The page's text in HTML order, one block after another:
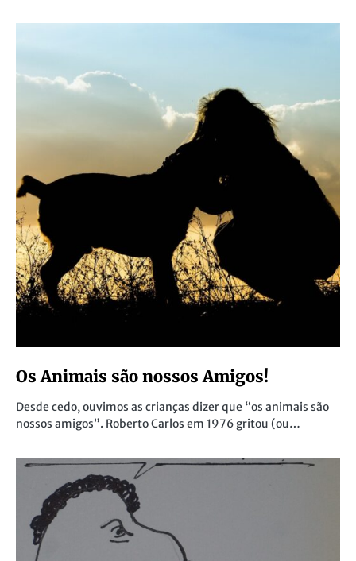
Os Animais são nossos Amigos!
Desde cedo, ouvimos as crianças dizer que “os animais são
nossos amigos”. Roberto Carlos em 1976 gritou (ou…